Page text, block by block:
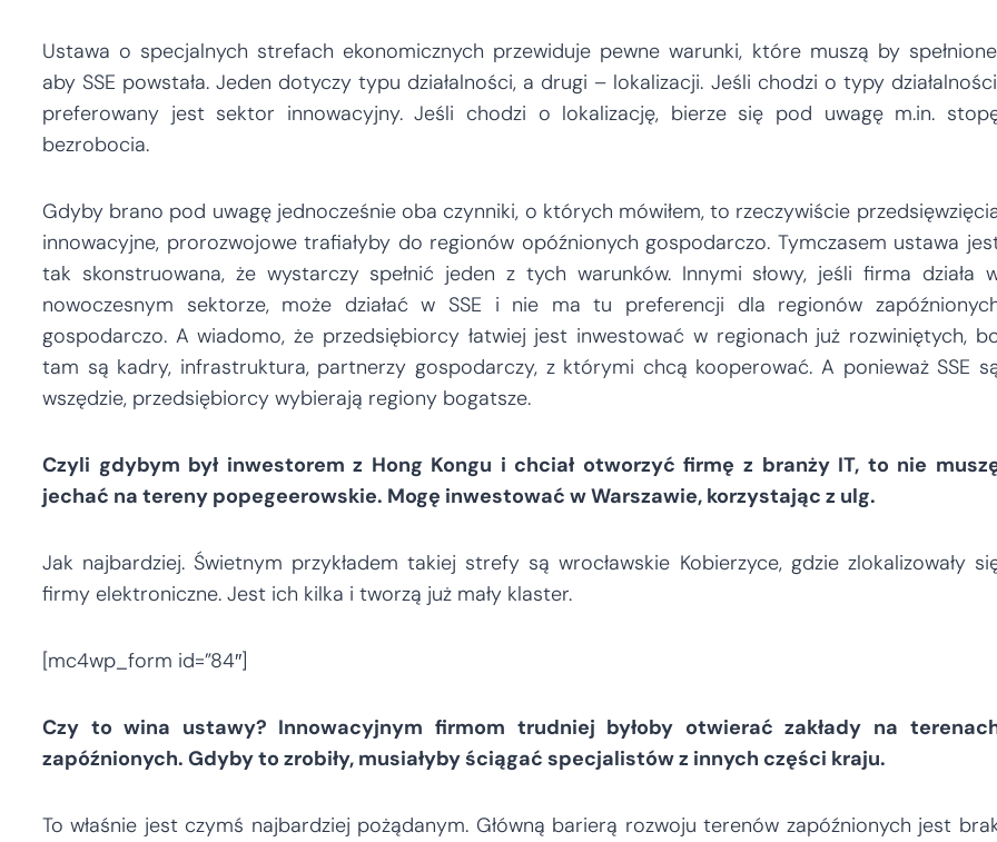
Ustawa o specjalnych strefach ekonomicznych przewiduje pewne warunki, które muszą by
aby SSE powstała. Jeden dotyczy typu działalności, a drugi – lokalizacji. Jeśli chodzi o typy
preferowany jest sektor innowacyjny. Jeśli chodzi o lokalizację, bierze się pod uwagę m.in.
bezrobocia.
Gdyby brano pod uwagę jednocześnie oba czynniki, o których mówiłem, to rzeczywiście
innowacyjne, prorozwojowe trafiałyby do regionów opóźnionych gospodarczo. Tymczasem ustawa
tak skonstruowana, że wystarczy spełnić jeden z tych warunków. Innymi słowy, jeśli firma działa
nowoczesnym sektorze, może działać w SSE i nie ma tu preferencji dla regionów
gospodarczo. A wiadomo, że przedsiębiorcy łatwiej jest inwestować w regionach już rozwiniętych,
tam są kadry, infrastruktura, partnerzy gospodarczy, z którymi chcą kooperować. A ponieważ SSE
wszędzie, przedsiębiorcy wybierają regiony bogatsze.
Czyli gdybym był inwestorem z Hong Kongu i chciał otworzyć firmę z branży IT, to nie
jechać na tereny popegeerowskie. Mogę inwestować w Warszawie, korzystając z ulg.
Jak najbardziej. Świetnym przykładem takiej strefy są wrocławskie Kobierzyce, gdzie zlokalizowały
firmy elektroniczne. Jest ich kilka i tworzą już mały klaster.
[mc4wp_form id=”84″]
Czy to wina ustawy? Innowacyjnym firmom trudniej byłoby otwierać zakłady na
zapóźnionych. Gdyby to zrobiły, musiałyby ściągać specjalistów z innych części kraju.
To właśnie jest czymś najbardziej pożądanym. Główną barierą rozwoju terenów zapóźnionych jest